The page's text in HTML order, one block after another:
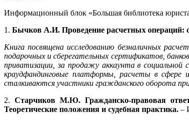
Информационный блок «Большая библиотека
1. Бычков А.И. Проведение расчетных операций:
Книга посвящена исследованию безналичных
подарочных и сберегательных сертификатов,
приватизации, за продажу аккаунта в социальной
краудфандинговые платформы, расчеты в сфере
сталкиваются участники гражданского оборота
2. Старчиков М.Ю. Гражданско-правовая
Теоретические положения и судебная практика. –